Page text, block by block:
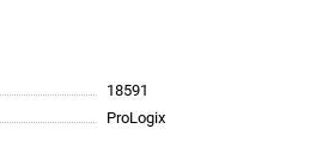
18591
ProLogix